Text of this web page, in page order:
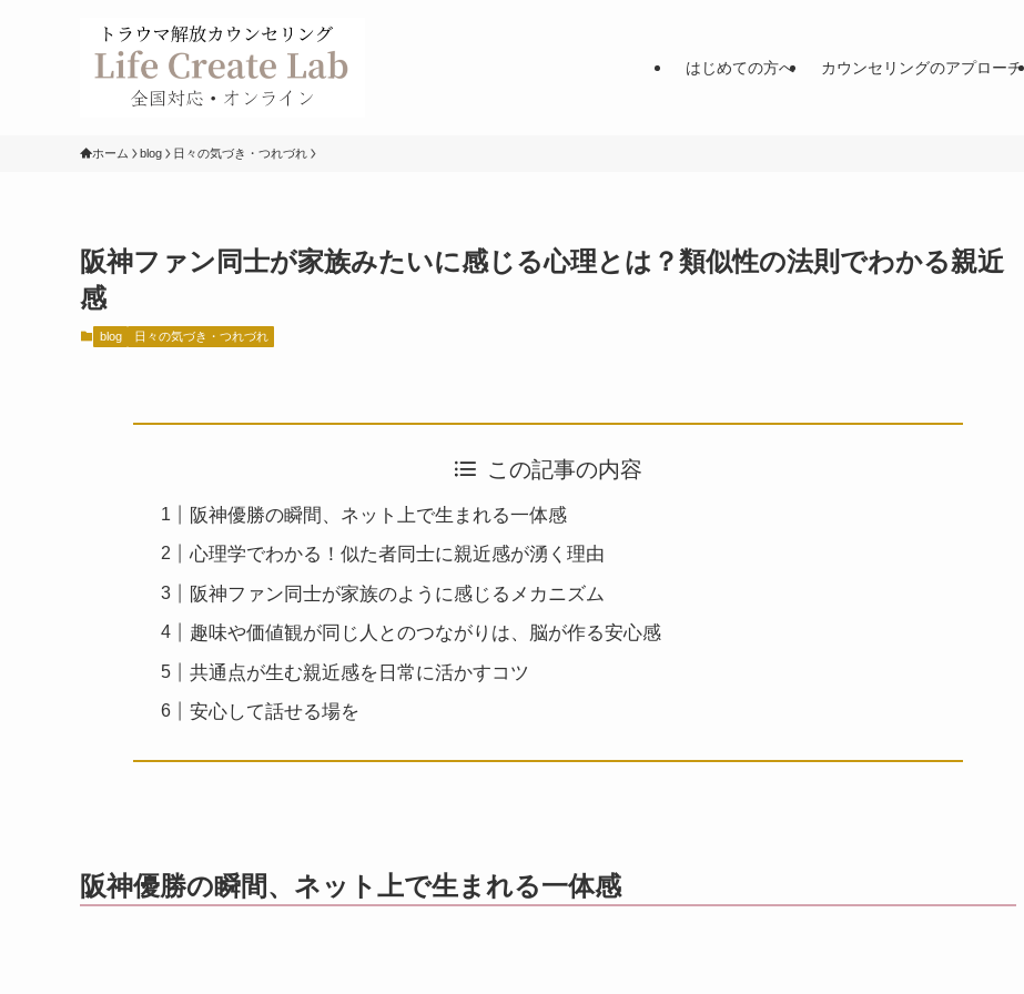
はじめての方へ カウンセリングのアプローチ
ホーム blog 日々の気づき・つれづれ
阪神ファン同士が家族みたいに感じる心理とは？類似性の法則でわかる親近
感
blog 日々の気づき・つれづれ
この記事の内容
阪神優勝の瞬間、ネット上で生まれる一体感
心理学でわかる！似た者同士に親近感が湧く理由
阪神ファン同士が家族のように感じるメカニズム
趣味や価値観が同じ人とのつながりは、脳が作る安心感
共通点が生む親近感を日常に活かすコツ
安心して話せる場を
阪神優勝の瞬間、ネット上で生まれる一体感